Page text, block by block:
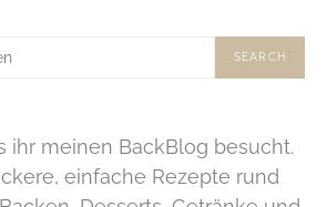
SEARCH
ihr meinen BackBlog besucht.
einfache Rezepte rund